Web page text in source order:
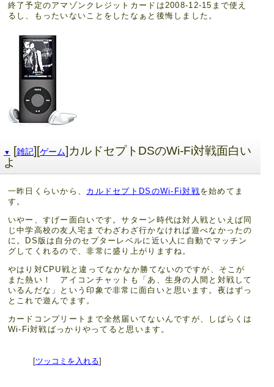
終了予定のアマゾンクレジットカードは2008-12-15まで使え
るし、もったいないことをしたなぁと後悔しました。
▼ [雑記][ゲーム]カルドセプトDSのWi-Fi対戦面白い
よ
一昨日くらいから、 カルドセプトDSのWi-Fi対戦を始めてま
す。
いやー、すげー面白いです。サターン時代は対人戦といえば同
じ中学高校の友人宅までわざわざ行かなければ遊べなかったの
に。DS版は自分のセプターレベルに近い人に自動でマッチン
グしてくれるので、非常に盛り上がりますね。
やはり対CPU戦と違ってなかなか勝てないのですが、そこが
また熱い！ アイコンチャットも「あ、生身の人間と対戦して
いるんだな」という印象で非常に面白いと思います。夜はずっ
とこれで遊んでます。
カードコンプリートまで全然届いてないんですが、しばらくは
Wi-Fi対戦ばっかりやってると思います。
[ツッコミを入れる]